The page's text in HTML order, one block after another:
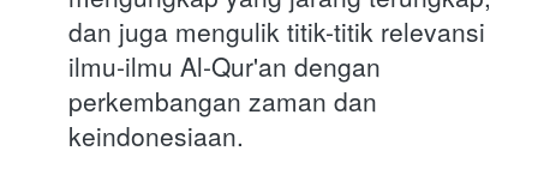
dan juga mengulik titik-titik relevansi
ilmu-ilmu Al-Qur'an dengan
perkembangan zaman dan
keindonesiaan.